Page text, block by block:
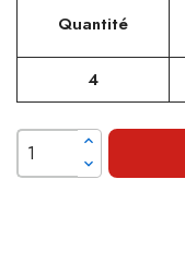
Quantité
4